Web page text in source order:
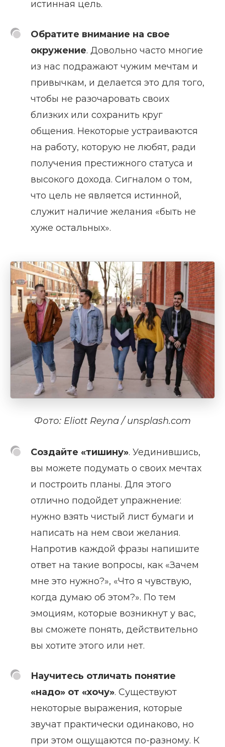
истинная цель.
Обратите внимание на свое
окружение. Довольно часто многие
из нас подражают чужим мечтам и
привычкам, и делается это для того,
чтобы не разочаровать своих
близких или сохранить круг
общения. Некоторые устраиваются
на работу, которую не любят, ради
получения престижного статуса и
высокого дохода. Сигналом о том,
что цель не является истинной,
служит наличие желания «быть не
хуже остальных».
Фото: Eliott Reyna / unsplash.com
Создайте «тишину». Уединившись,
вы можете подумать о своих мечтах
и построить планы. Для этого
отлично подойдет упражнение:
нужно взять чистый лист бумаги и
написать на нем свои желания.
Напротив каждой фразы напишите
ответ на такие вопросы, как «Зачем
мне это нужно?», «Что я чувствую,
когда думаю об этом?». По тем
эмоциям, которые возникнут у вас,
вы сможете понять, действительно
вы хотите этого или нет.
Научитесь отличать понятие
«надо» от «хочу». Существуют
некоторые выражения, которые
звучат практически одинаково, но
при этом ощущаются по-разному. К